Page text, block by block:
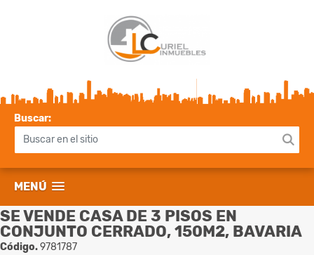
Buscar:
MENÚ
SE VENDE CASA DE 3 PISOS EN
CONJUNTO CERRADO, 150M2, BAVARIA
Código.9781787